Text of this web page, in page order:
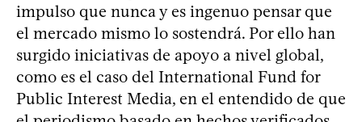
impulso que nunca y es ingenuo pensar que
el mercado mismo lo sostendrá. Por ello han
surgido iniciativas de apoyo a nivel global,
como es el caso del International Fund for
Public Interest Media, en el entendido de que